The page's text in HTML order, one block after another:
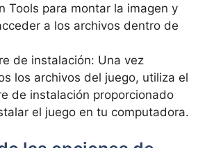
Tools para montar la ⁤imagen y​
a los⁢ archivos⁣ dentro⁣ de
de instalación: Una vez
los archivos del juego,‍ utiliza⁢ el
de‌ instalación ⁢proporcionado
el juego ​en tu computadora.